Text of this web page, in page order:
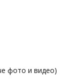
фото и видео)